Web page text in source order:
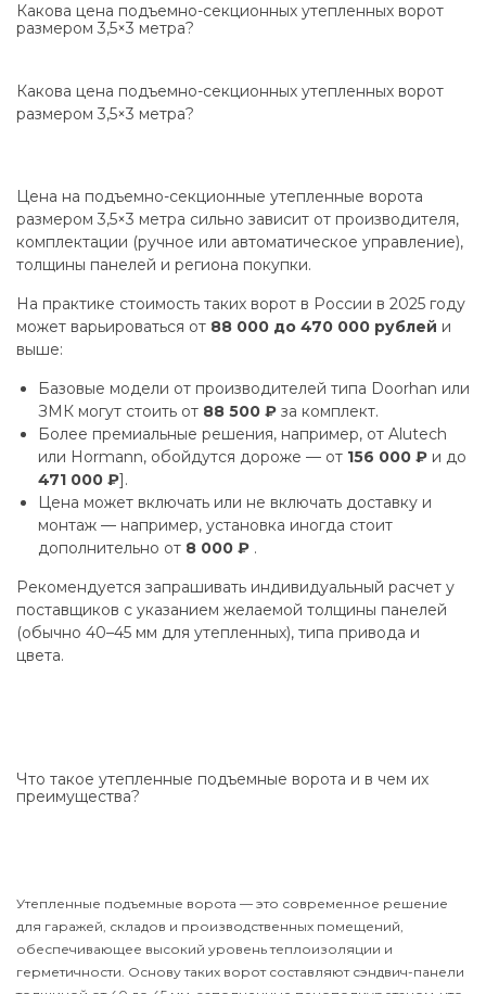
Какова цена подъемно-секционных утепленных ворот
размером 3,5×3 метра?
Какова цена подъемно-секционных утепленных ворот
размером 3,5×3 метра?
Цена на подъемно-секционные утепленные ворота
размером 3,5×3 метра сильно зависит от производителя,
комплектации (ручное или автоматическое управление),
толщины панелей и региона покупки.
На практике стоимость таких ворот в России в 2025 году
может варьироваться от 88 000 до 470 000 рублей и
выше:
Базовые модели от производителей типа Doorhan или
ЗМК могут стоить от 88 500 ₽ за комплект.
Более премиальные решения, например, от Alutech
или Hormann, обойдутся дороже — от 156 000 ₽ и до
471 000 ₽].
Цена может включать или не включать доставку и
монтаж — например, установка иногда стоит
дополнительно от 8 000 ₽ .
Рекомендуется запрашивать индивидуальный расчет у
поставщиков с указанием желаемой толщины панелей
(обычно 40–45 мм для утепленных), типа привода и
цвета.
Что такое утепленные подъемные ворота и в чем их
преимущества?
Утепленные подъемные ворота — это современное решение
для гаражей, складов и производственных помещений,
обеспечивающее высокий уровень теплоизоляции и
герметичности. Основу таких ворот составляют сэндвич-панели